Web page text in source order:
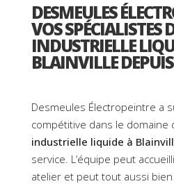
DESMEULES
VOS SPÉCIALISTES
INDUSTRIELLE
BLAINVILLE
Desmeules Électropeintre a
compétitive dans le domaine
industrielle liquide à
service. L’équipe peut
atelier et peut tout aussi bien